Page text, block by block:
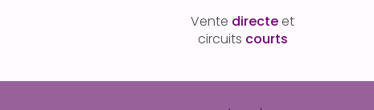
Vente directeet
circuits courts